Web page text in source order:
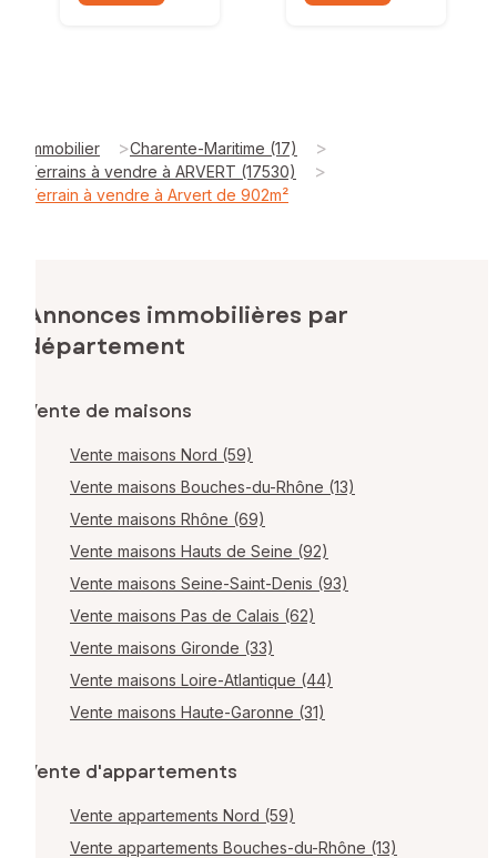
Immobilier >Charente-Maritime (17) >
Terrains à vendre à ARVERT (17530) >
Terrain à vendre à Arvert de 902m²
Annonces immobilières par
département
Vente de maisons
Vente maisons Nord (59)
Vente maisons Bouches-du-Rhône (13)
Vente maisons Rhône (69)
Vente maisons Hauts de Seine (92)
Vente maisons Seine-Saint-Denis (93)
Vente maisons Pas de Calais (62)
Vente maisons Gironde (33)
Vente maisons Loire-Atlantique (44)
Vente maisons Haute-Garonne (31)
Vente d'appartements
Vente appartements Nord (59)
Vente appartements Bouches-du-Rhône (13)